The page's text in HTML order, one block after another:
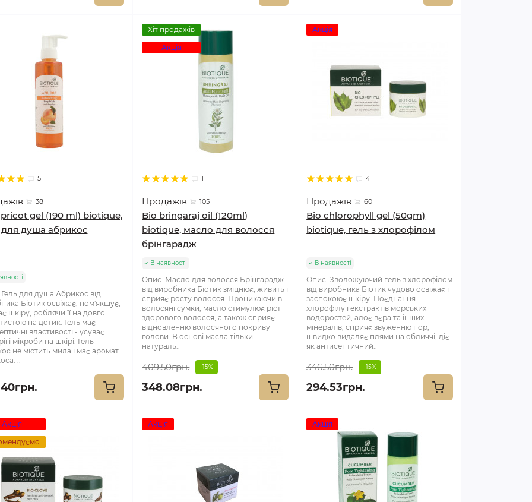
5
38
gel (190 ml) biotique,
для душа абрикос
для душа Абрикос від
Біотик освіжає, пом'якшує,
шкіру, роблячи її на довго
на дотик. Гель має
властивості - усуває
і мікроби на шкірі. Гель
не містить мила і має аромат
..
Хіт продажів
Акція
1
Продажів 105
Bio bringaraj oil (120ml)
biotique, масло для волосся
брінгарадж
В наявності
Опис: Масло для волосся Брінгарадж
від виробника Біотик зміцнює, живить і
сприяє росту волосся. Проникаючи в
волосяні сумки, масло стимулює ріст
здорового волосся, а також сприяє
відновленню волосяного покриву
голови. В основі масла тільки
натураль..
409.50грн. -15%
348.08грн.
Акція
4
Продажів 60
Bio chlorophyll gel (50gm)
biotique, гель з хлорофілом
В наявності
Опис: Зволожуючий гель з хлорофілом
від виробника Біотик чудово освіжає і
заспокоює шкіру. Поєднання
хлорофілу і екстрактів морських
водоростей, алоє вєра та інших
мінералів, сприяє звуженню пор,
швидко видаляє плями на обличчі, діє
як антисептичний..
346.50грн. -15%
294.53грн.
Акція
Акція Акція